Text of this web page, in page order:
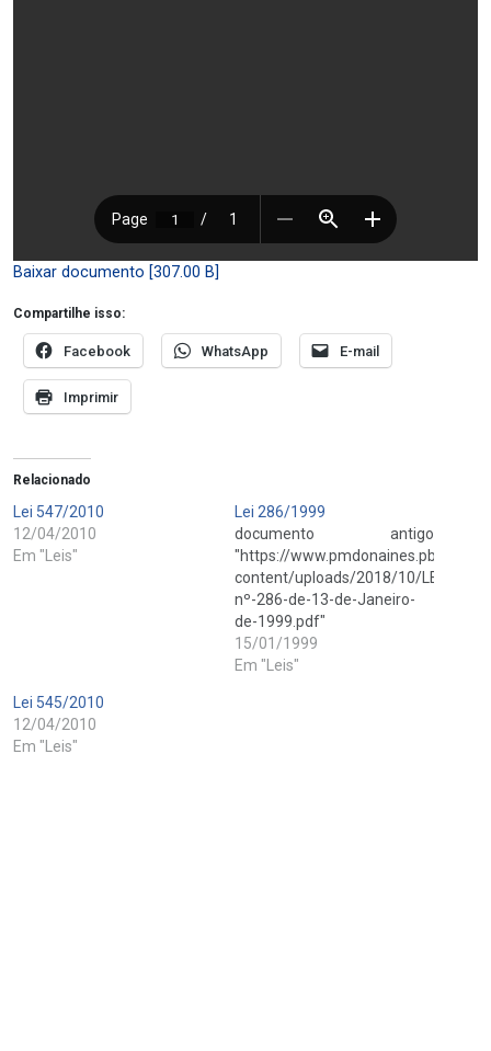
Baixar documento [307.00 B]
Compartilhe isso:
Facebook WhatsApp E-mail
Imprimir
Relacionado
Lei 547/2010
12/04/2010
Em "Leis"
Lei 286/1999
documento antigo
"https://
content/uploads/2018/10/LEI-
nº-286-de-13-de-Janeiro-
de-1999.pdf"
15/01/1999
Em "Leis"
Lei 545/2010
12/04/2010
Em "Leis"